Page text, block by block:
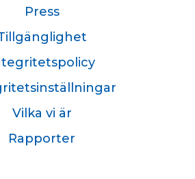
Press
Vilka vi är
Rapporter